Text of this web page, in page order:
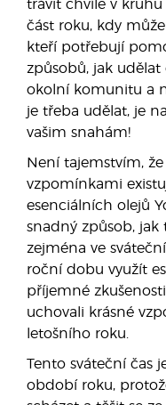
trávit chvíle v kruhu
část roku, kdy
kteří potřebují
způsobů, jak
okolní komunitu a
je třeba udělat, je
vašim snahám!
Není tajemstvím,
vzpomínkami
esenciálních olejů
snadný způsob, jak
zejména ve
roční dobu využít
příjemné
uchovali krásné
letošního roku.
Tento sváteční čas
období roku,